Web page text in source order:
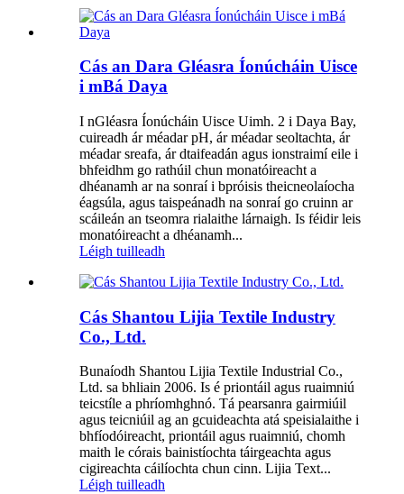
Cás an Dara Gléasra Íonúcháin Uisce
i mBá Daya
I nGléasra Íonúcháin Uisce Uimh. 2 i Daya Bay,
cuireadh ár méadar pH, ár méadar seoltachta, ár
méadar sreafa, ár dtaifeadán agus ionstraimí eile i
bhfeidhm go rathúil chun monatóireacht a
dhéanamh ar na sonraí i bpróisis theicneolaíocha
éagsúla, agus taispeánadh na sonraí go cruinn ar
scáileán an tseomra rialaithe lárnaigh. Is féidir leis
monatóireacht a dhéanamh...
Léigh tuilleadh
Cás Shantou Lijia Textile Industry
Co., Ltd.
Bunaíodh Shantou Lijia Textile Industrial Co.,
Ltd. sa bhliain 2006. Is é priontáil agus ruaimniú
teicstíle a phríomhghnó. Tá pearsanra gairmiúil
agus teicniúil ag an gcuideachta atá speisialaithe i
bhfíodóireacht, priontáil agus ruaimniú, chomh
maith le córais bainistíochta táirgeachta agus
cigireachta cáilíochta chun cinn. Lijia Text...
Léigh tuilleadh